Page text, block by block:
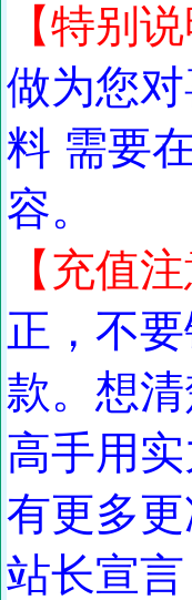
【特别说
做为您
料 需要
容。
【充值注
正，不
款。想
高手用
有更多
站长宣